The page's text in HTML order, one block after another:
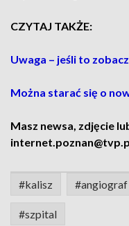
CZYTAJ TAKŻE:
Uwaga – jeśli to
Można starać się o
Masz newsa, zdjęcie
#kalisz #angiograf
#szpital